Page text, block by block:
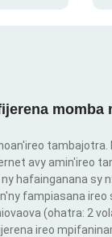
momba
avy amin'ireo
hafainganana sy
fampiasana ireo
(ohatra: 2
ireo